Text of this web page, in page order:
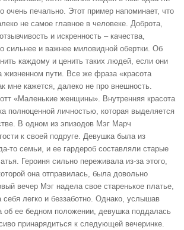
очень печально. Этот пример напоминает, что
не самое главное в человеке. Доброта,
и искренность – качества,
сильнее и важнее миловидной обертки. Об
каждому и ценить таких людей, если они
жизненном пути. Все же фраза «красота
мне кажется, далеко не про внешность.
«Маленькие женщины». Внутренняя красота
полноценной личностью, которая выделяется
В одном из эпизодов Мэг Марч
к своей подруге. Девушка была из
то семьи, и ее гардероб составляли старые
Героиня сильно переживала из-за этого,
она отправилась, была довольно
вечер Мэг надела свое старенькое платье,
себя легко и беззаботно. Однако, услышав
об ее бедном положении, девушка поддалась
принарядиться к следующей вечеринке.